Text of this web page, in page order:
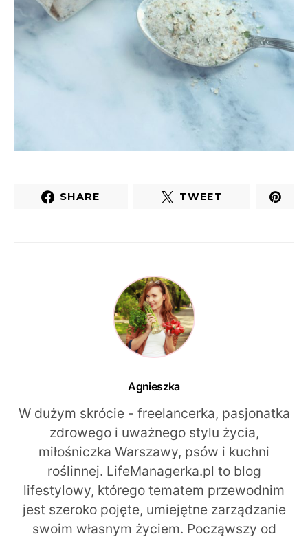
SHARE TWEET
Agnieszka
W dużym skrócie - freelancerka, pasjonatka
zdrowego i uważnego stylu życia,
miłośniczka Warszawy, psów i kuchni
roślinnej. LifeManagerka.pl to blog
lifestylowy, którego tematem przewodnim
jest szeroko pojęte, umiejętne zarządzanie
swoim własnym życiem. Począwszy od